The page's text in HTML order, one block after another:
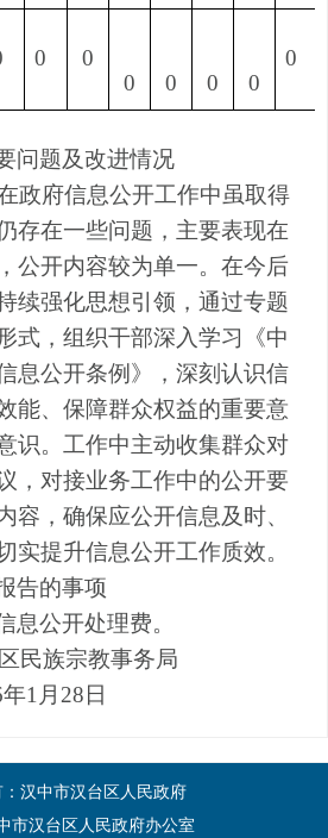
0
0
0
0 0 0
0
问题及改进情况
政府信息公开工作中虽取得
存在一些问题 ， 主要表现在
公开内容较为单一。 在今后
续强化思想引领，通过专题
式，组织干部深入学习《中
息公开条例》，深刻认识信
能、保障群众权益的重要意
识。 工作中主动收集群众对
，对接业务工作中的公开要
容，确保应公开信息及时、
实提升信息公开工作质效。
告的事项
息公开处理费。
台区民族宗教事务局
年1 月28 日
：汉中市汉台区人民政府
市汉台区人民政府办公室